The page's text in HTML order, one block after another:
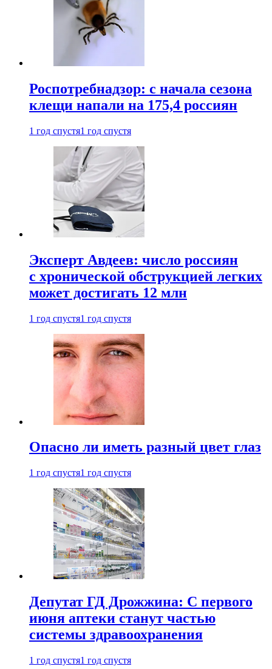
Роспотребнадзор: с начала сезона
клещи напали на 175,4 россиян
1 год спустя1 год спустя
Эксперт Авдеев: число россиян
с хронической обструкцией легких
может достигать 12 млн
1 год спустя1 год спустя
Опасно ли иметь разный цвет глаз
1 год спустя1 год спустя
Депутат ГД Дрожжина: С первого
июня аптеки станут частью
системы здравоохранения
1 год спустя1 год спустя